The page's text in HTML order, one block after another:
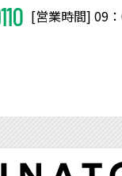
[営業時間] 09